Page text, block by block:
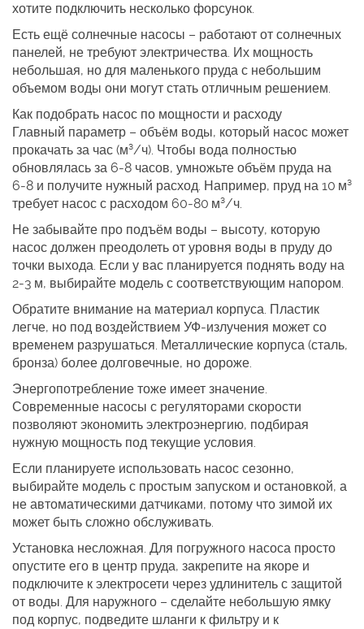
хотите подключить несколько форсунок.
Есть ещё солнечные насосы – работают от солнечных
панелей, не требуют электричества. Их мощность
небольшая, но для маленького пруда с небольшим
объемом воды они могут стать отличным решением.
Как подобрать насос по мощности и расходу
Главный параметр – объём воды, который насос может
прокачать за час (м³/ч). Чтобы вода полностью
обновлялась за 6‑8 часов, умножьте объём пруда на
6‑8 и получите нужный расход. Например, пруд на 10 м³
требует насос с расходом 60‑80 м³/ч.
Не забывайте про подъём воды – высоту, которую
насос должен преодолеть от уровня воды в пруду до
точки выхода. Если у вас планируется поднять воду на
2‑3 м, выбирайте модель с соответствующим напором.
Обратите внимание на материал корпуса. Пластик
легче, но под воздействием УФ‑излучения может со
временем разрушаться. Металлические корпуса (сталь,
бронза) более долговечные, но дороже.
Энергопотребление тоже имеет значение.
Современные насосы с регуляторами скорости
позволяют экономить электроэнергию, подбирая
нужную мощность под текущие условия.
Если планируете использовать насос сезонно,
выбирайте модель с простым запуском и остановкой, а
не автоматическими датчиками, потому что зимой их
может быть сложно обслуживать.
Установка несложная. Для погружного насоса просто
опустите его в центр пруда, закрепите на якоре и
подключите к электросети через удлинитель с защитой
от воды. Для наружного – сделайте небольшую ямку
под корпус, подведите шланги к фильтру и к